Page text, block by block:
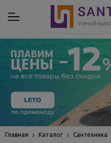
Главная Каталог Сантехника